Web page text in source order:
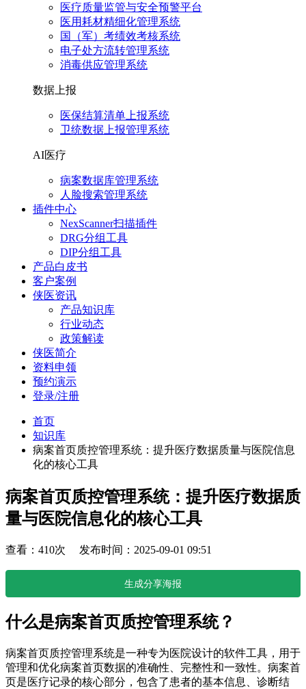
医疗质量监管与安全预警平台
医用耗材精细化管理系统
国（军）考绩效考核系统
电子处方流转管理系统
消毒供应管理系统
数据上报
医保结算清单上报系统
卫统数据上报管理系统
AI医疗
病案数据库管理系统
人脸搜索管理系统
插件中心
NexScanner扫描插件
DRG分组工具
DIP分组工具
产品白皮书
客户案例
侠医资讯
产品知识库
行业动态
政策解读
侠医简介
资料申领
预约演示
登录/注册
首页
知识库
病案首页质控管理系统：提升医疗数据质量与医院信息
化的核心工具
病案首页质控管理系统：提升医疗数据质
量与医院信息化的核心工具
查看：410次 发布时间：2025-09-01 09:51
生成分享海报
什么是病案首页质控管理系统？
病案首页质控管理系统是一种专为医院设计的软件工具，用于
管理和优化病案首页数据的准确性、完整性和一致性。病案首
页是医疗记录的核心部分，包含了患者的基本信息、诊断结